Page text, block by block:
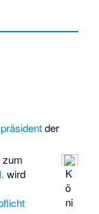
der
K
ö
ni
wird